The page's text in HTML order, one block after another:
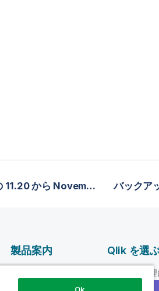
QlikView Server の 11.20 から November 2017 以降へのアップグレードと移行 バックア
製品案内
品質
Qlik を選
Qlik を選ぶ理